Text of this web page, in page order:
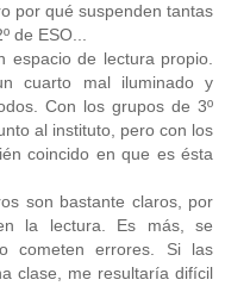
por qué suspenden tantas
de ESO...
espacio de lectura propio.
cuarto mal iluminado y
Con los grupos de 3º
al instituto, pero con los
coincido en que es ésta
son bastante claros, por
la lectura. Es más, se
cometen errores. Si las
clase, me resultaría difícil